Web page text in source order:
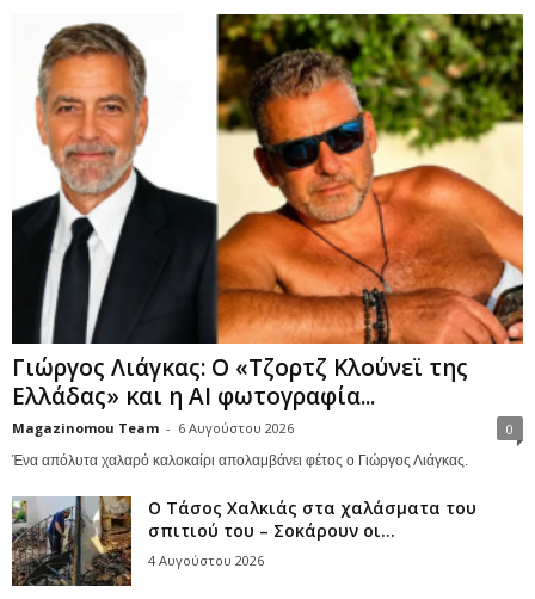
Γιώργος Λιάγκας: Ο «Τζορτζ Κλούνεϊ της
Ελλάδας» και η AI φωτογραφία...
Magazinomou Team - 6 Αυγούστου 2026 0
Ένα απόλυτα χαλαρό καλοκαίρι απολαμβάνει φέτος ο Γιώργος Λιάγκας.
Ο Τάσος Χαλκιάς στα χαλάσματα του
σπιτιού του – Σοκάρουν οι...
4 Αυγούστου 2026